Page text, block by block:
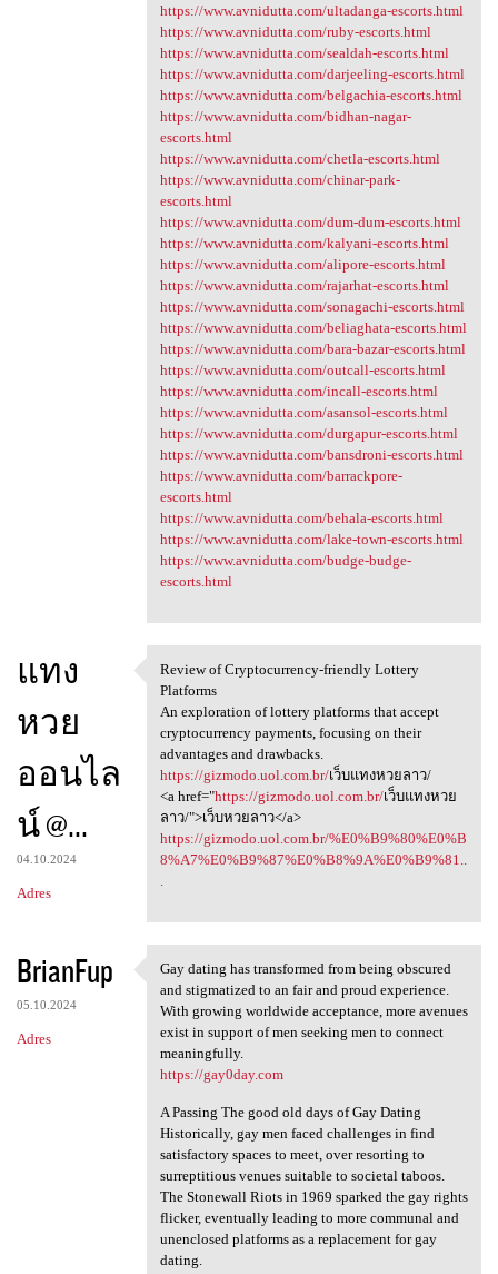
https://www.avnidutta.com/ultadanga-escorts.html
https://www.avnidutta.com/ruby-escorts.html
https://www.avnidutta.com/sealdah-escorts.html
https://www.avnidutta.com/darjeeling-escorts.html
https://www.avnidutta.com/belgachia-escorts.html
https://www.avnidutta.com/bidhan-nagar-
escorts.html
https://www.avnidutta.com/chetla-escorts.html
https://www.avnidutta.com/chinar-park-
escorts.html
https://www.avnidutta.com/dum-dum-escorts.html
https://www.avnidutta.com/kalyani-escorts.html
https://www.avnidutta.com/alipore-escorts.html
https://www.avnidutta.com/rajarhat-escorts.html
https://www.avnidutta.com/sonagachi-escorts.html
https://www.avnidutta.com/beliaghata-escorts.html
https://www.avnidutta.com/bara-bazar-escorts.html
https://www.avnidutta.com/outcall-escorts.html
https://www.avnidutta.com/incall-escorts.html
https://www.avnidutta.com/asansol-escorts.html
https://www.avnidutta.com/durgapur-escorts.html
https://www.avnidutta.com/bansdroni-escorts.html
https://www.avnidutta.com/barrackpore-
escorts.html
https://www.avnidutta.com/behala-escorts.html
https://www.avnidutta.com/lake-town-escorts.html
https://www.avnidutta.com/budge-budge-
escorts.html
แทง
หวย
ออนไล
น์ @...
04.10.2024
Adres
Review of Cryptocurrency
Review of Cryptocurrency-friendly Lottery
Platforms
An exploration of lottery platforms that accept
cryptocurrency payments, focusing on their
advantages and drawbacks.
https://gizmodo.uol.com.br/เว็บแทงหวยลาว/
<a href="https://gizmodo.uol.com.br/เว็บแทงหวย
ลาว/">เว็บหวยลาว</a>
https://gizmodo.uol.com.br/%E0%B9%80%E0%B
8%A7%E0%B9%87%E0%B8%9A%E0%B9%81..
.
BrianFup
05.10.2024
Adres
Gay dating has transformed
Gay dating has transformed from being obscured
and stigmatized to an fair and proud experience.
With growing worldwide acceptance, more avenues
exist in support of men seeking men to connect
meaningfully.
https://gay0day.com
A Passing The good old days of Gay Dating
Historically, gay men faced challenges in find
satisfactory spaces to meet, over resorting to
surreptitious venues suitable to societal taboos.
The Stonewall Riots in 1969 sparked the gay rights
flicker, eventually leading to more communal and
unenclosed platforms as a replacement for gay
dating.